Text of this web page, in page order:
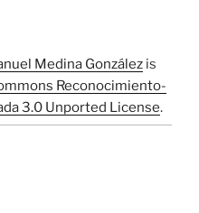
Medina González is
Reconocimiento-
3.0 Unported License.